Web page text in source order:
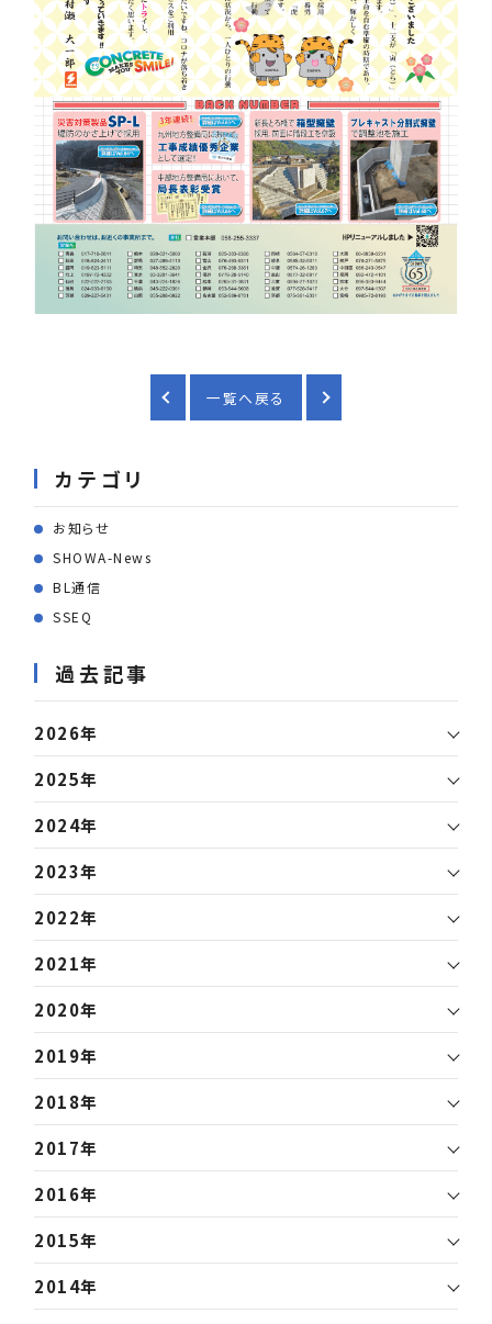
一覧へ戻る
カテゴリ
お知らせ
SHOWA-News
BL通信
SSEQ
過去記事
2026年
2025年
2024年
2023年
2022年
2021年
2020年
2019年
2018年
2017年
2016年
2015年
2014年